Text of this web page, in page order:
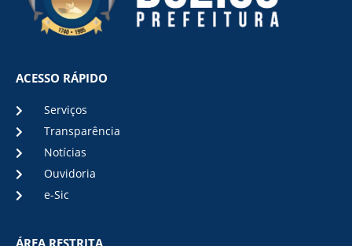
ACESSO RÁPIDO
Serviços
Transparência
Notícias
Ouvidoria
e-Sic
ÁREA RESTRITA